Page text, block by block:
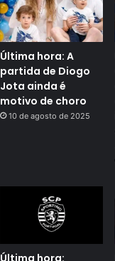
Última hora: A
partida de Diogo
Jota ainda é
motivo de choro
10 de agosto de 2025